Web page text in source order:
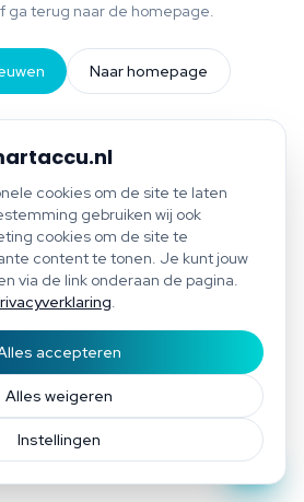
jaar
een afspraak
cookies om de site te laten
gebruiken wij ook
cookies om de site te
content te tonen. Je kunt jouw
via de link onderaan de pagina.
.
Instellingen
Alles weigeren
accepteren
ga terug naar de homepage.
Naar homepage